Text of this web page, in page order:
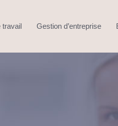
travail Gestion d’entreprise